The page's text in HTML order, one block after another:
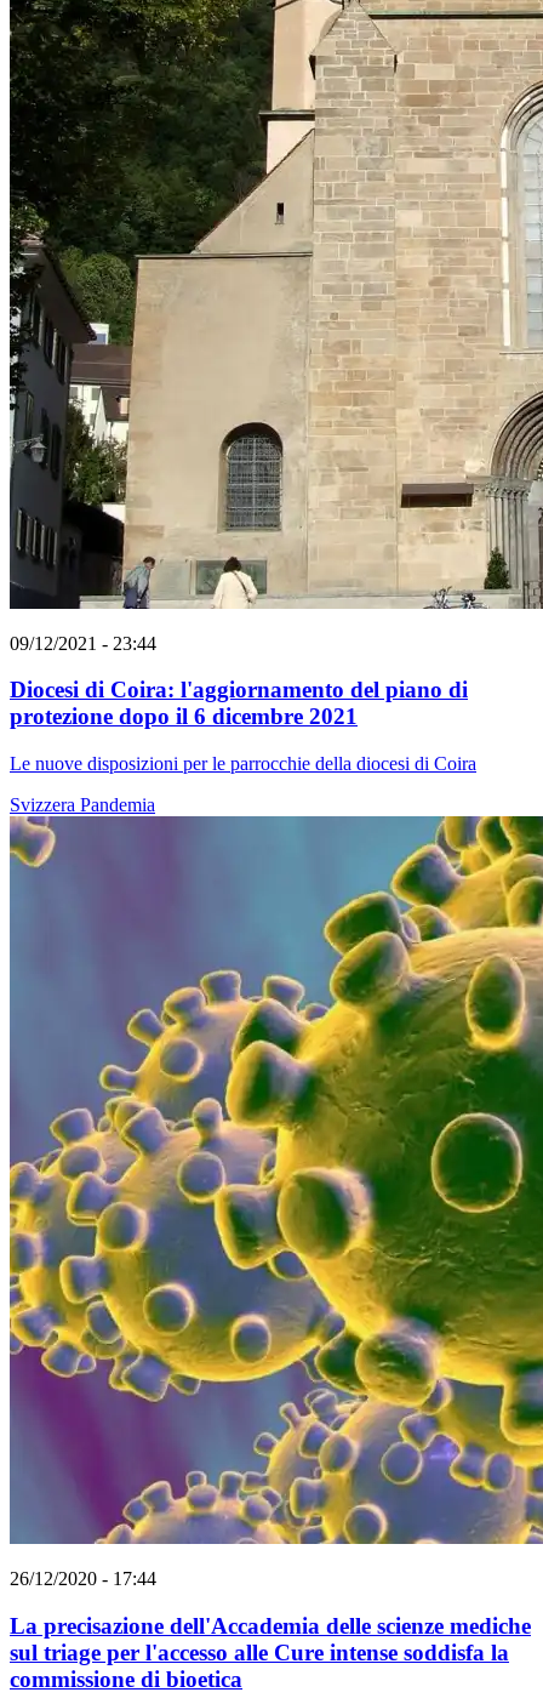
09/12/2021 - 23:44
Diocesi di Coira: l'aggiornamento del piano di
protezione dopo il 6 dicembre 2021
Le nuove disposizioni per le parrocchie della diocesi di Coira
Svizzera Pandemia
26/12/2020 - 17:44
La precisazione dell'Accademia delle scienze mediche
sul triage per l'accesso alle Cure intense soddisfa la
commissione di bioetica